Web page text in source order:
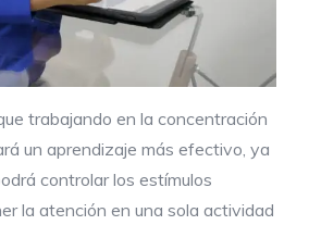
trabajando en la concentración
un aprendizaje más efectivo, ya
controlar los estímulos
la atención en una sola actividad